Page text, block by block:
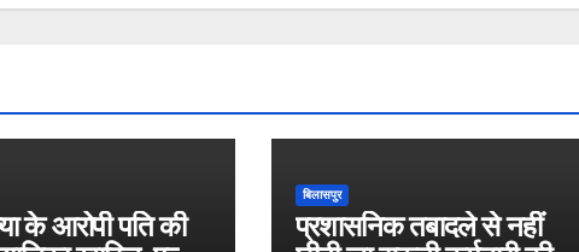
के आरोपी पति की
बिलासपुर
प्रशासनिक तबादले से नहीं